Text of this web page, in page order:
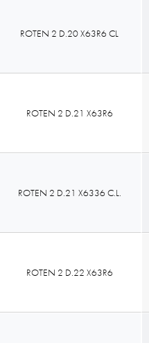
ROTEN 2 D.20 X63R6 CL
ROTEN 2 D.21 X63R6
ROTEN 2 D.21 X6336 C.L.
ROTEN 2 D.22 X63R6